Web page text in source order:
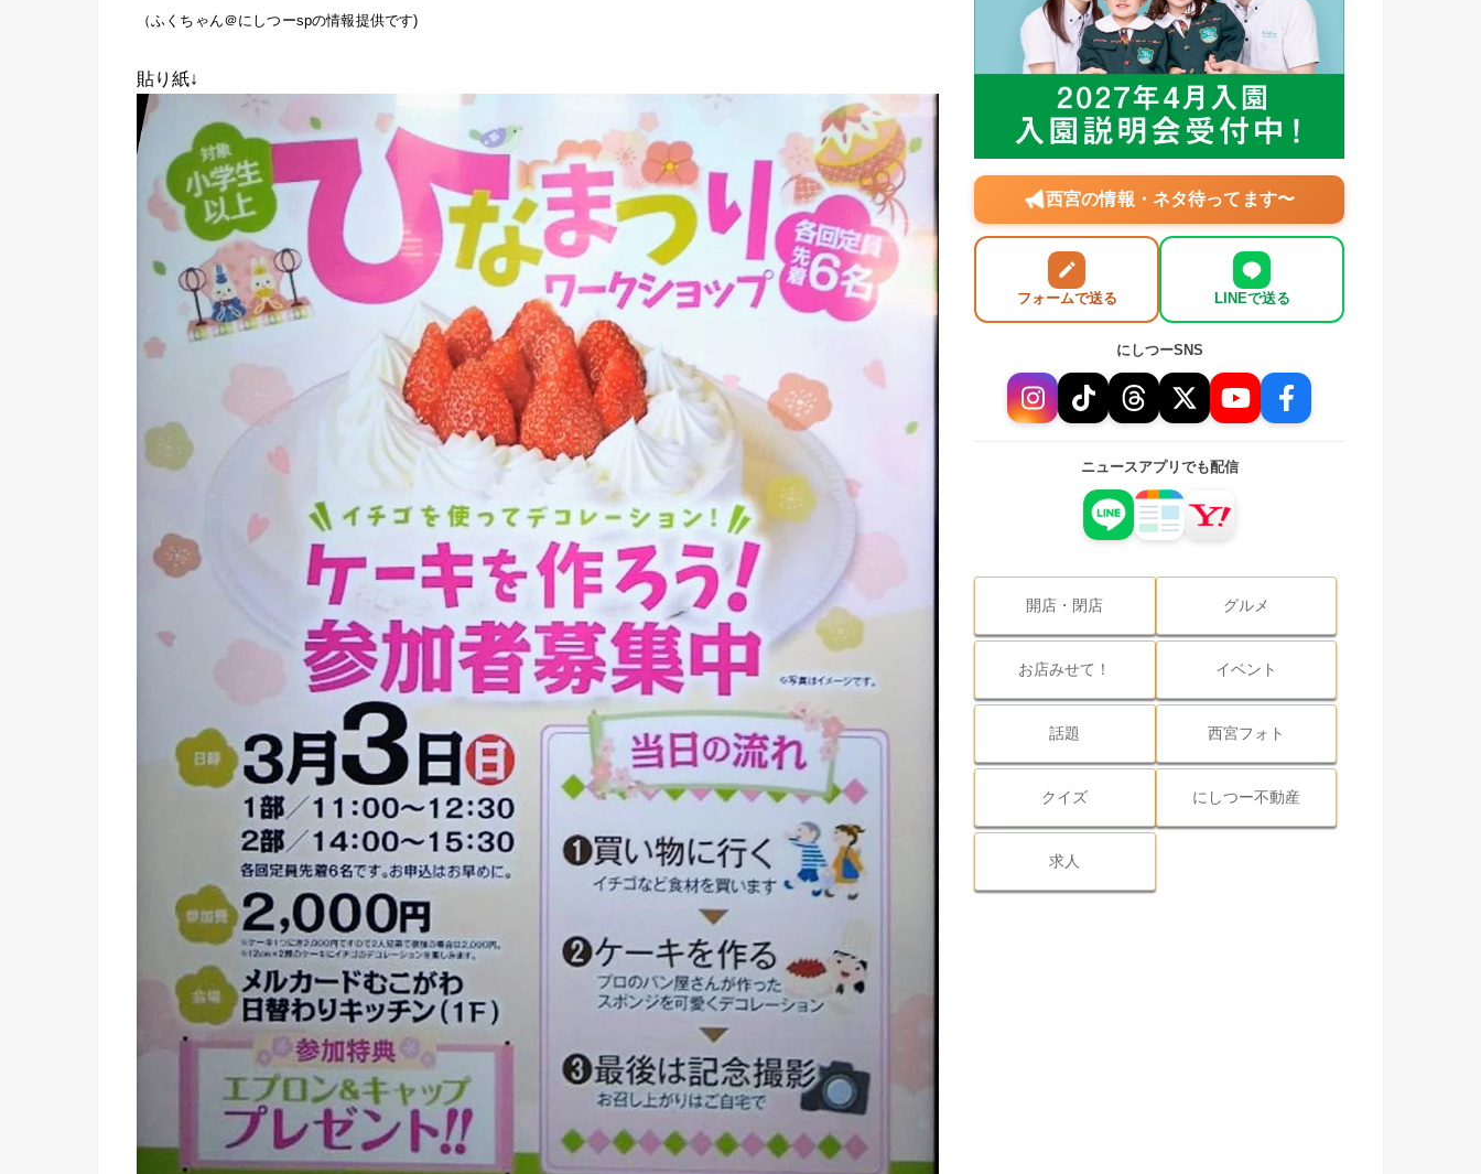
（ふくちゃん＠にしつーspの情報提供です)
貼り紙↓
西宮の情報・ネタ待ってます〜
フォームで送る LINEで送る
にしつーSNS
ニュースアプリでも配信
開店・閉店 グルメ
お店みせて！ イベント
話題 西宮フォト
クイズ にしつー不動産
求人